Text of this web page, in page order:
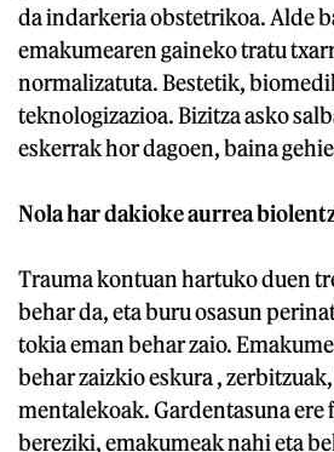
da indarkeria obstetrikoa. Alde
emakumearen gaineko tratu
normalizatuta. Bestetik,
teknologizazioa. Bizitza asko
eskerrak hor dagoen, baina
Nola har dakioke aurrea
Trauma kontuan hartuko duen
behar da, eta buru osasun
tokia eman behar zaio.
behar zaizkio eskura ,
mentalekoak. Gardentasuna ere
bereziki, emakumeak nahi eta